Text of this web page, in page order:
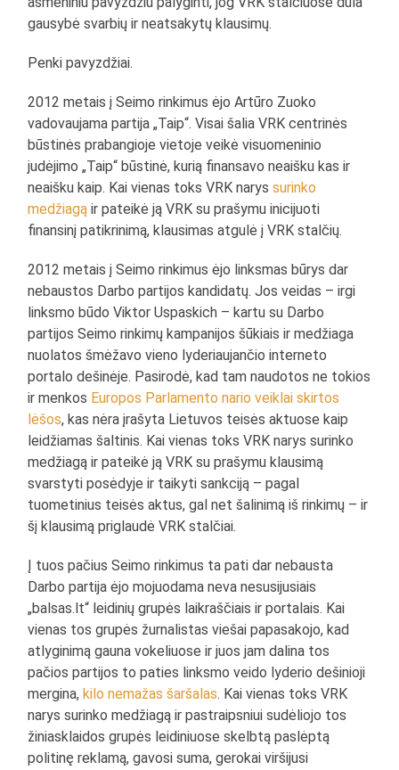
gausybė svarbių ir neatsakytų klausimų.
Penki pavyzdžiai.
2012 metais į Seimo rinkimus ėjo Artūro Zuoko
vadovaujama partija „Taip“. Visai šalia VRK centrinės
būstinės prabangioje vietoje veikė visuomeninio
judėjimo „Taip“ būstinė, kurią finansavo neaišku kas ir
neaišku kaip. Kai vienas toks VRK naryssurinko
medžiagą ir pateikė ją VRK su prašymu inicijuoti
finansinį patikrinimą, klausimas atgulė į VRK stalčių.
2012 metais į Seimo rinkimus ėjo linksmas būrys dar
nebaustos Darbo partijos kandidatų. Jos veidas – irgi
linksmo būdo Viktor Uspaskich – kartu su Darbo
partijos Seimo rinkimų kampanijos šūkiais ir medžiaga
nuolatos šmėžavo vieno lyderiaujančio interneto
portalo dešinėje. Pasirodė, kad tam naudotos ne tokios
ir menkos Europos Parlamento nario veiklai skirtos
lėšos, kas nėra įrašyta Lietuvos teisės aktuose kaip
leidžiamas šaltinis. Kai vienas toks VRK narys surinko
medžiagą ir pateikė ją VRK su prašymu klausimą
svarstyti posėdyje ir taikyti sankciją – pagal
tuometinius teisės aktus, gal net šalinimą iš rinkimų – ir
šį klausimą priglaudė VRK stalčiai.
Į tuos pačius Seimo rinkimus ta pati dar nebausta
Darbo partija ėjo mojuodama neva nesusijusiais
„balsas.lt“ leidinių grupės laikraščiais ir portalais. Kai
vienas tos grupės žurnalistas viešai papasakojo, kad
atlyginimą gauna vokeliuose ir juos jam dalina tos
pačios partijos to paties linksmo veido lyderio dešinioji
mergina,kilo nemažas šaršalas. Kai vienas toks VRK
narys surinko medžiagą ir pastraipsniui sudėliojo tos
žiniasklaidos grupės leidiniuose skelbtą paslėptą
politinę reklamą, gavosi suma, gerokai viršijusi